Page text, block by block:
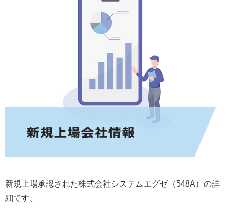
新規上場承認された株式会社システムエグゼ（548A）の詳
細です。